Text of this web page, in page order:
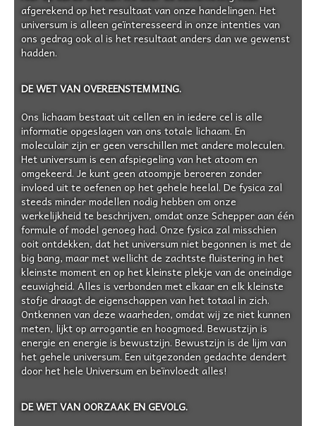
afgerekend op het resultaat van onze handelingen. Het
universum is alleen geïnteresseerd in onze intenties van
ons gedrag ook al is het resultaat anders dan we gewenst
hadden.
DE WET VAN OVEREENSTEMMING.
Ons lichaam bestaat uit cellen en in iedere cel is alle
informatie opgeslagen van ons totale lichaam. En
moleculair zijn er geen verschillen met andere moleculen.
Het universum is een afspiegeling van het atoom en
omgekeerd. Je kunt geen atoompje beroeren zonder
invloed uit te oefenen op het gehele heelal. De fysica zal
steeds minder modellen nodig hebben om onze
werkelijkheid te beschrijven, omdat onze Schepper aan één
formule of model genoeg had. Onze fysica zal misschien
ooit ontdekken, dat het universum niet begonnen is met de
big bang, maar met wellicht de zachtste fluistering in het
kleinste moment en op het kleinste plekje van de oneindige
eeuwigheid. Alles is verbonden met elkaar en elk kleinste
stofje draagt de eigenschappen van het totaal in zich.
Ontkennen van deze waarheden, omdat wij ze niet kunnen
meten, lijkt op arrogantie en hoogmoed. Bewustzijn is
energie en energie is bewustzijn. Bewustzijn is de lijm van
het gehele universum. Een uitgezonden gedachte dendert
door het hele Universum en beïnvloedt alles!
DE WET VAN OORZAAK EN GEVOLG.